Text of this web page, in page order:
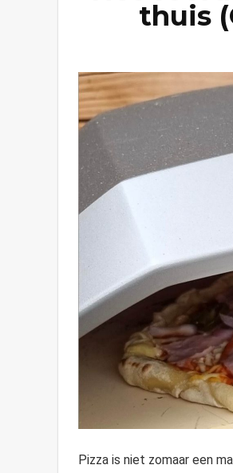
thuis
Pizza is niet zomaar een